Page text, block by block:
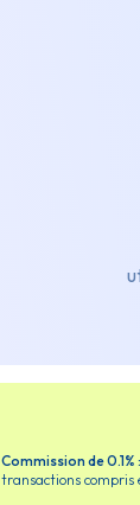
Commission de 0.1% :
transactions compris